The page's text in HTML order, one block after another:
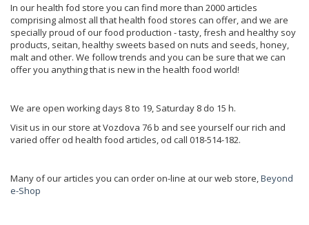
In our health fod store you can find more than 2000 articles
comprising almost all that health food stores can offer, and we are
specially proud of our food production - tasty, fresh and healthy soy
products, seitan, healthy sweets based on nuts and seeds, honey,
malt and other. We follow trends and you can be sure that we can
offer you anything that is new in the health food world!
We are open working days 8 to 19, Saturday 8 do 15 h.
Visit us in our store at Vozdova 76 b and see yourself our rich and
varied offer od health food articles, od call 018-514-182.
Many of our articles you can order on-line at our web store,Beyond
e-Shop